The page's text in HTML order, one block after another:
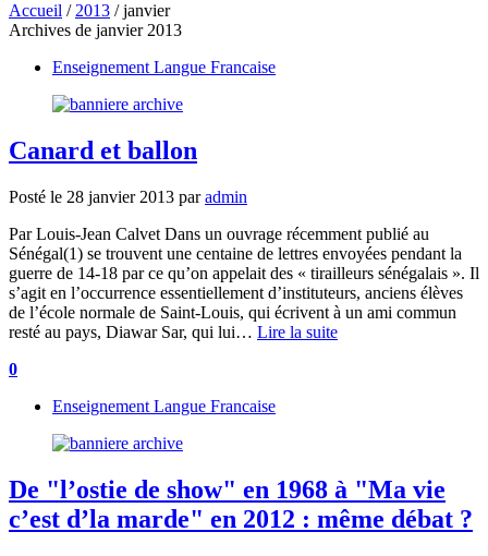
Accueil / 2013 /janvier
Archives de janvier 2013
Enseignement Langue Francaise
Canard et ballon
Posté le 28 janvier 2013 par admin
Par Louis-Jean Calvet Dans un ouvrage récemment publié au
Sénégal(1) se trouvent une centaine de lettres envoyées pendant la
guerre de 14-18 par ce qu’on appelait des « tirailleurs sénégalais ». Il
s’agit en l’occurrence essentiellement d’instituteurs, anciens élèves
de l’école normale de Saint-Louis, qui écrivent à un ami commun
resté au pays, Diawar Sar, qui lui… Lire la suite
0
Enseignement Langue Francaise
De "l’ostie de show" en 1968 à "Ma vie
c’est d’la marde" en 2012 : même débat ?